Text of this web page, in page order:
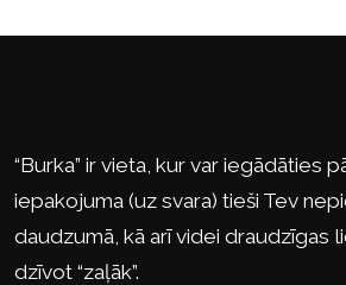
“Burka” ir vieta, kur var iegādāties
iepakojuma (uz svara) tieši Tev
daudzumā, kā arī videi draudzīgas
dzīvot “zaļāk”.